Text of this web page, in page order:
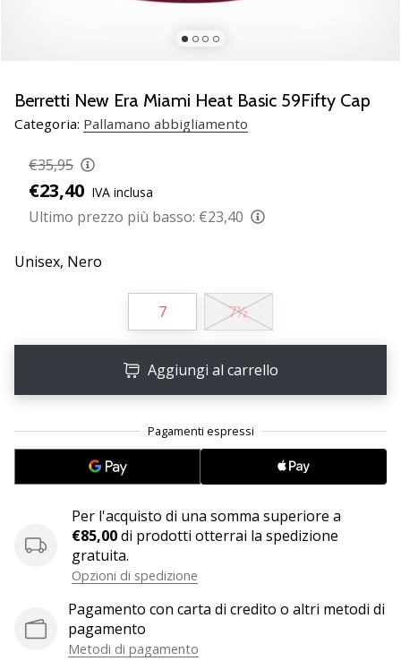
da
PUMA
Accelerate
NITRO
SQD
5!
gli
aggiornamenti
se
la…
25. 11. 2024
Tempo di lettura: 1 min.
Diventa
nostro
brand
ambassador
WePlayHandball
Berretti New Era Miami Heat Basic 59Fifty Cap
Categoria: Pallamano abbigliamento
€35,95
€23,40 IVA inclusa
Ultimo prezzo più basso: €23,40
Unisex, Nero
7 7½
Aggiungi al carrello
Per l'acquisto di una somma superiore a
€85,00di prodotti otterrai la spedizione
gratuita.
Opzioni di spedizione
Pagamento con carta di credito o altri metodi di
pagamento
Metodi di pagamento